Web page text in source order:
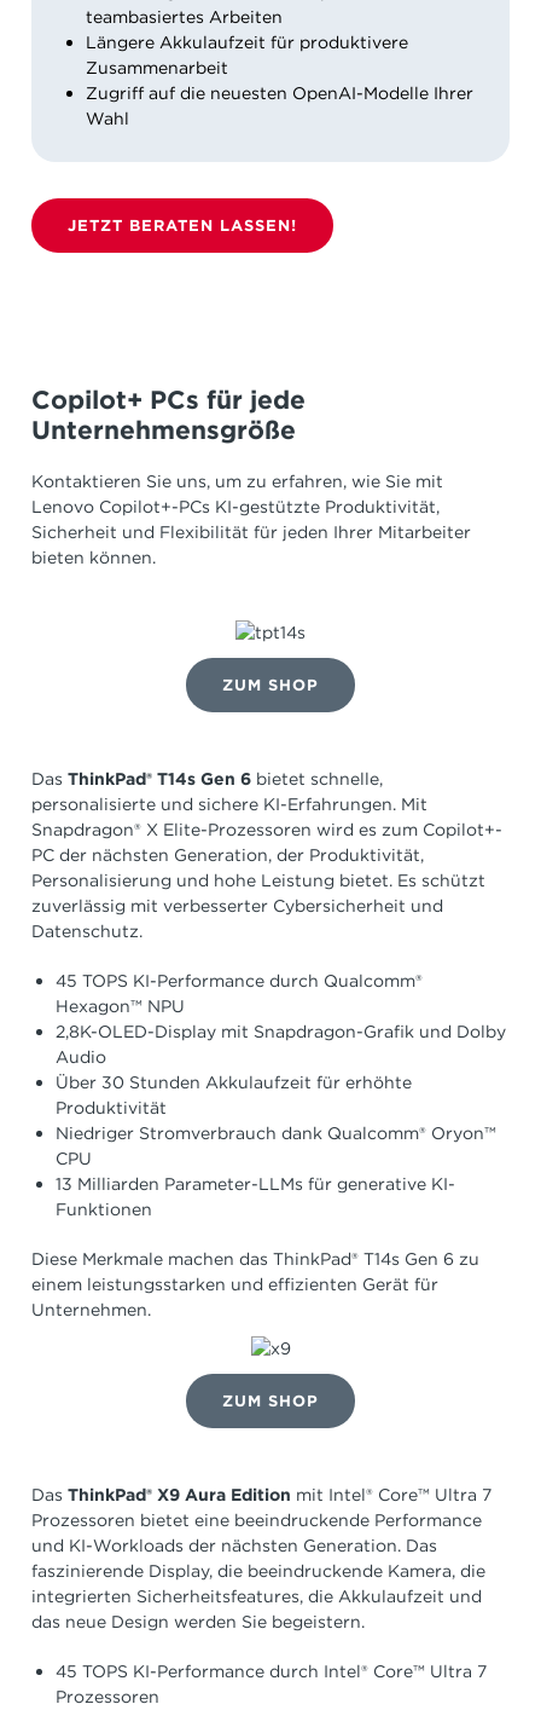
teambasiertes Arbeiten
Längere Akkulaufzeit für produktivere
Zusammenarbeit
Zugriff auf die neuesten OpenAI-Modelle Ihrer
Wahl
JETZT BERATEN LASSEN!
Copilot+ PCs für jede
Unternehmensgröße
Kontaktieren Sie uns, um zu erfahren, wie Sie mit
Lenovo Copilot+-PCs KI-gestützte Produktivität,
Sicherheit und Flexibilität für jeden Ihrer Mitarbeiter
bieten können.
ZUM SHOP
DasThinkPad® T14s Gen 6 bietet schnelle,
personalisierte und sichere KI-Erfahrungen. Mit
Snapdragon® X Elite-Prozessoren wird es zum Copilot+-
PC der nächsten Generation, der Produktivität,
Personalisierung und hohe Leistung bietet. Es schützt
zuverlässig mit verbesserter Cybersicherheit und
Datenschutz.
45 TOPS KI-Performance durch Qualcomm®
Hexagon™ NPU
2,8K-OLED-Display mit Snapdragon-Grafik und Dolby
Audio
Über 30 Stunden Akkulaufzeit für erhöhte
Produktivität
Niedriger Stromverbrauch dank Qualcomm® Oryon™
CPU
13 Milliarden Parameter-LLMs für generative KI-
Funktionen
Diese Merkmale machen das ThinkPad® T14s Gen 6 zu
einem leistungsstarken und effizienten Gerät für
Unternehmen.
ZUM SHOP
DasThinkPad®X9 Aura Edition mit Intel® Core™ Ultra 7
Prozessoren bietet eine beeindruckende Performance
und KI-Workloads der nächsten Generation. Das
faszinierende Display, die beeindruckende Kamera, die
integrierten Sicherheitsfeatures, die Akkulaufzeit und
das neue Design werden Sie begeistern.
45 TOPS KI-Performance durch Intel® Core™ Ultra 7
Prozessoren